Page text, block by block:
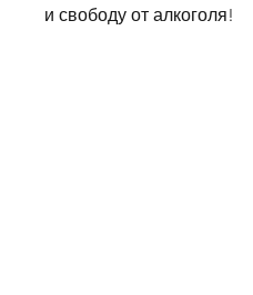
и свободу от алкоголя!